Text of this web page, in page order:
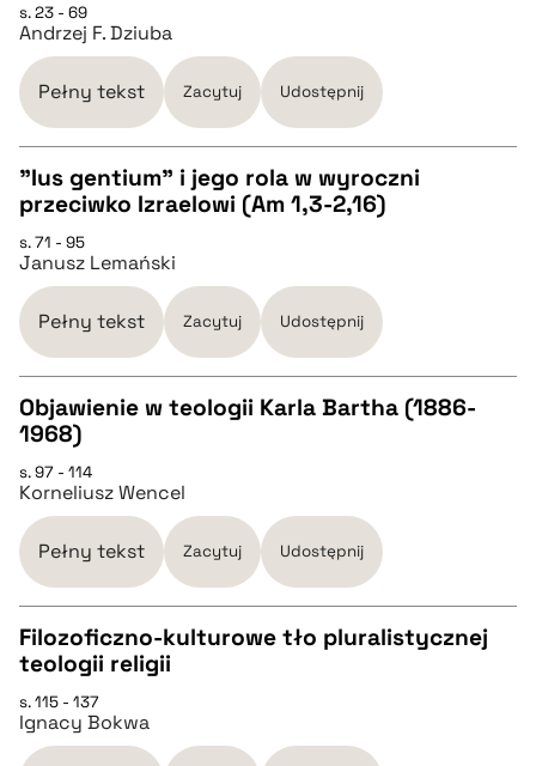
pobierz cytat
BIBTEX
pobierz cytat
s. 23 - 69
Andrzej F. Dziuba
Pełny tekst Zacytuj Udostępnij
pobierz cytat
BIBTEX
pobierz cytat
"Ius gentium" i jego rola w wyroczni
przeciwko Izraelowi (Am 1,3-2,16)
s. 71 - 95
Janusz Lemański
Pełny tekst Zacytuj Udostępnij
CZYSTY TEKST
pobierz cytat
BIBTEX
pobierz cytat
Objawienie w teologii Karla Bartha (1886-
1968)
s. 97 - 114
Korneliusz Wencel
Pełny tekst Zacytuj Udostępnij
CZYSTY TEKST
pobierz cytat
Filozoficzno-kulturowe tło pluralistycznej
teologii religii
s. 115 - 137
Ignacy Bokwa